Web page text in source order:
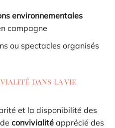
environnementales
campagne
ou spectacles organisés
dans la vie
et la disponibilité des
convivialité apprécié des